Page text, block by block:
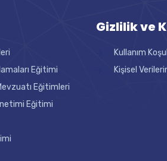
Eğitimi
Eğitimleri
Eğitimi
Gizlilik ve
Kullanım
Kişisel